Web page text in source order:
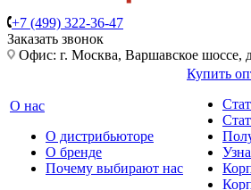
+7 (499) 322-36-47
Заказать звонок
Офис: г. Москва, Варшавское шоссе,
О нас
О дистрибьюторе
О бренде
Почему выбирают нас
Купить